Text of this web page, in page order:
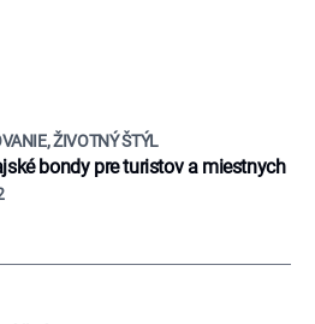
ŽIVOTNÝ ŠTÝL
bondy pre turistov a miestnych